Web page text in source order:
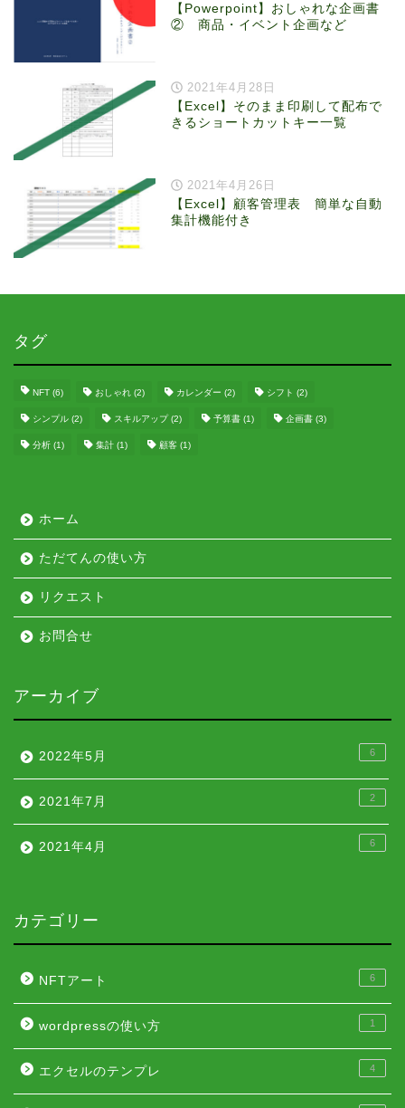
【Powerpoint】おしゃれな企画書
② 商品・イベント企画など
2021年4月28日
【Excel】そのまま印刷して配布で
きるショートカットキー一覧
2021年4月26日
【Excel】顧客管理表 簡単な自動
集計機能付き
タグ
NFT (6) おしゃれ (2) カレンダー (2) シフト (2)
シンプル (2) スキルアップ(2) 予算書 (1) 企画書 (3)
分析 (1) 集計 (1) 顧客 (1)
ホーム
ただてんの使い方
リクエスト
お問合せ
アーカイブ
2022年5月 6
2021年7月 2
2021年4月 6
カテゴリー
NFTアート 6
wordpressの使い方 1
エクセルのテンプレ 4